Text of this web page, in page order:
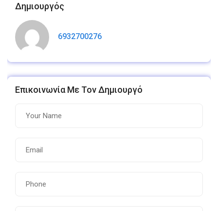
Δημιουργός
6932700276
Επικοινωνία Με Τον Δημιουργό